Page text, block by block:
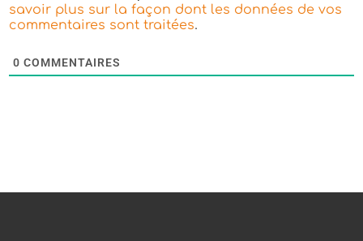
savoir plus sur la façon dont les données de vos
commentaires sont traitées.
0 COMMENTAIRES